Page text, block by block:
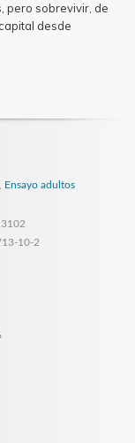
pero sobrevivir, de
desde
Ensayo adultos
10-2